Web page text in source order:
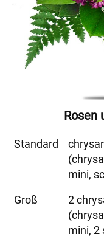
Rosen
Standard
mini,
Groß
2
mini, 2